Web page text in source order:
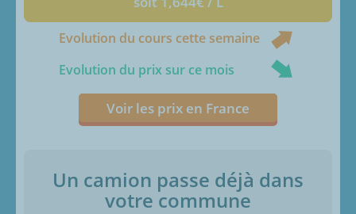
Evolution du cours cette semaine
Evolution du prix sur ce mois
Voir les prix en France
Un camion passe déjà dans
votre commune